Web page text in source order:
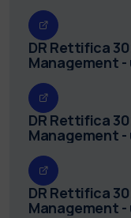
DR Rettifica
Management
DR Rettifica
Management
DR Rettifica
Management